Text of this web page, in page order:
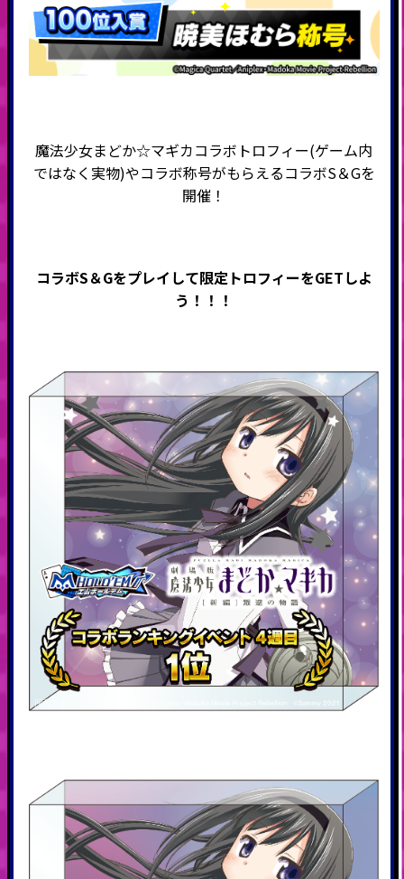
魔法少女まどか☆マギカコラボトロフィー(ゲーム内
ではなく実物)やコラボ称号がもらえるコラボS＆Gを
開催 ！
コラボS＆Gをプレイして限定トロフィーをGETしよ
う！！！